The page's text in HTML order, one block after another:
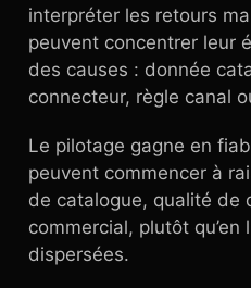
interpréter les retours
peuvent concentrer leur
des causes : donnée
connecteur, règle canal
Le pilotage gagne en
peuvent commencer à
de catalogue, qualité de
commercial, plutôt qu’en
dispersées.